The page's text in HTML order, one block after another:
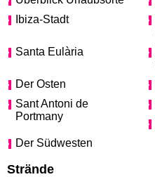
Ibiza-Stadt
Santa Eulària
Der Osten
Sant Antoni de
Portmany
Der Südwesten
Strände